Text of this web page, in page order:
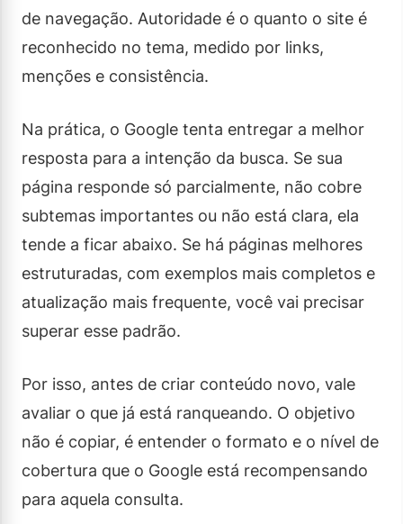
de navegação. Autoridade é o quanto o site é
reconhecido no tema, medido por links,
menções e consistência.
Na prática, o Google tenta entregar a melhor
resposta para a intenção da busca. Se sua
página responde só parcialmente, não cobre
subtemas importantes ou não está clara, ela
tende a ficar abaixo. Se há páginas melhores
estruturadas, com exemplos mais completos e
atualização mais frequente, você vai precisar
superar esse padrão.
Por isso, antes de criar conteúdo novo, vale
avaliar o que já está ranqueando. O objetivo
não é copiar, é entender o formato e o nível de
cobertura que o Google está recompensando
para aquela consulta.